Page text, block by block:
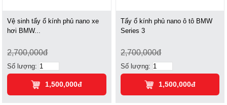
Vệ sinh tẩy ổ kính phủ nano xe
hơi BMW...
2,700,000đ
Số lượng:
1,500,000đ
Tẩy ổ kính phủ nano ô tô BMW
Series 3
2,700,000đ
Số lượng:
1,500,000đ